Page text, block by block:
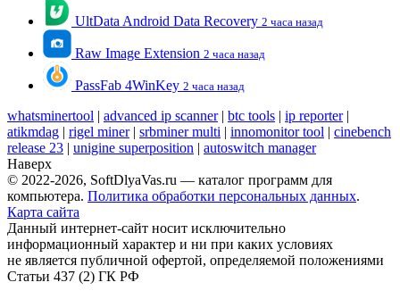
UltData Android Data Recovery 2 часа назад
Raw Image Extension 2 часа назад
PassFab 4WinKey 2 часа назад
whatsminertool | advanced ip scanner| btc tools | ip reporter|
atikmdag | rigel miner| srbminer multi | innomonitor tool | cinebench
release 23 | unigine superposition | autoswitch manager
Наверх
© 2022-2026, SoftDlyaVas.ru — каталог программ для
компьютера. Политика обработки персональных данных.
Карта сайта
Данный интернет-сайт носит исключительно
информационный характер и ни при каких условиях
не является публичной офертой, определяемой положениями
Статьи 437 (2) ГК РФ